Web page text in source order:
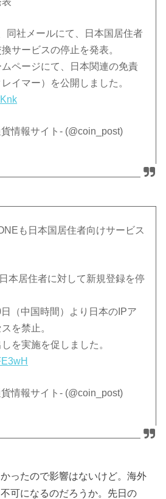
同社メールにて、日本国居住者
サービスの停止を発表。
ページにて、日本関連の免責
イマー）を公開しました。
情報サイト- (@coin_post)
も日本国居住者向けサービス
本居住者に対して新規登録を停
（中国時間）より日本のIPア
を禁止。
を実施を促しました。
情報サイト- (@coin_post)
ったので影響はないけど。海外
可になるのだろうか。先日の